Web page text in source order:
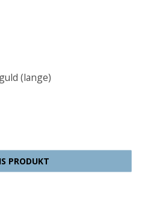
(lange)
PRODUKT